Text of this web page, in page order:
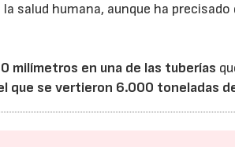
salud humana, aunque ha precisado
milímetros en una de las tuberías
que se vertieron 6.000 toneladas